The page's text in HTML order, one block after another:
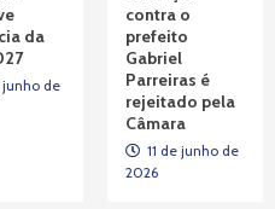
se encontra com o
reforça pedidos por
da
junho de
contra o
prefeito
Gabriel
Parreiras é
rejeitado pela
Câmara
11 de junho de
2026